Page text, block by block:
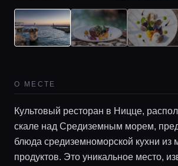
О МЕСТЕ
Культовый ресторан в Ницце,
скале над Средиземным морем,
блюда средиземноморской кухни из
продуктов. Это уникальное место,